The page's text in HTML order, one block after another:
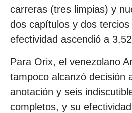
carreras (tres limpias) y
dos capítulos y dos
efectividad ascendió a
Para Orix, el venezolano
tampoco alcanzó decisión
anotación y seis
completos, y su